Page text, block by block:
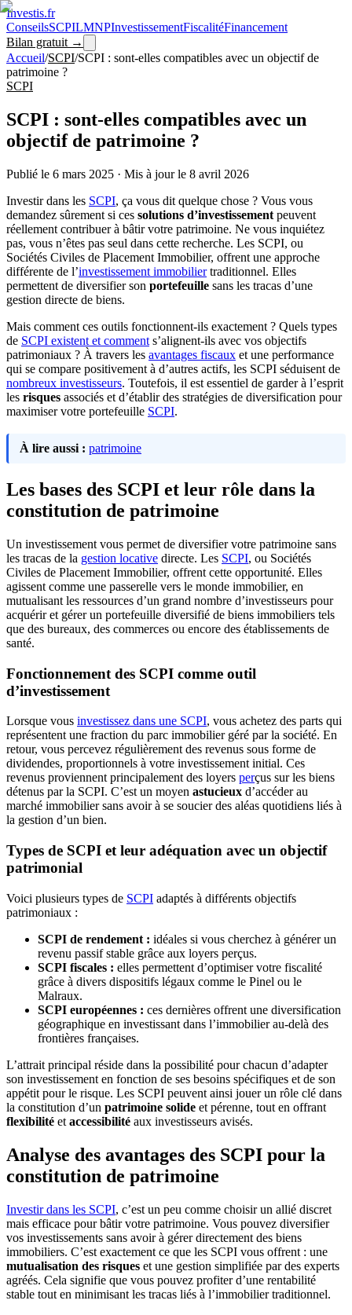
Investis.fr
ConseilsSCPILMNPInvestissementFiscalitéFinancement
Bilan gratuit →
Accueil/SCPI/SCPI : sont-elles compatibles avec un objectif de
patrimoine ?
SCPI
SCPI : sont-elles compatibles avec un
objectif de patrimoine ?
Publié le 6 mars 2025 · Mis à jour le 8 avril 2026
Investir dans les SCPI, ça vous dit quelque chose ? Vous vous
demandez sûrement si ces solutions d’investissement peuvent
réellement contribuer à bâtir votre patrimoine. Ne vous inquiétez
pas, vous n’êtes pas seul dans cette recherche. Les SCPI, ou
Sociétés Civiles de Placement Immobilier, offrent une approche
différente de l’investissement immobiliertraditionnel. Elles
permettent de diversifier son portefeuille sans les tracas d’une
gestion directe de biens.
Mais comment ces outils fonctionnent-ils exactement ? Quels types
de SCPI existent et comment s’alignent-ils avec vos objectifs
patrimoniaux ? À travers les avantages fiscaux et une performance
qui se compare positivement à d’autres actifs, les SCPI séduisent de
nombreux investisseurs. Toutefois, il est essentiel de garder à l’esprit
les risques associés et d’établir des stratégies de diversification pour
maximiser votre portefeuille SCPI.
À lire aussi : patrimoine
Les bases des SCPI et leur rôle dans la
constitution de patrimoine
Un investissement vous permet de diversifier votre patrimoine sans
les tracas de la gestion locative directe. Les SCPI, ou Sociétés
Civiles de Placement Immobilier, offrent cette opportunité. Elles
agissent comme une passerelle vers le monde immobilier, en
mutualisant les ressources d’un grand nombre d’investisseurs pour
acquérir et gérer un portefeuille diversifié de biens immobiliers tels
que des bureaux, des commerces ou encore des établissements de
santé.
Fonctionnement des SCPI comme outil
d’investissement
Lorsque vous investissez dans une SCPI, vous achetez des parts qui
représentent une fraction du parc immobilier géré par la société. En
retour, vous percevez régulièrement des revenus sous forme de
dividendes, proportionnels à votre investissement initial. Ces
revenus proviennent principalement des loyers perçus sur les biens
détenus par la SCPI. C’est un moyen astucieux d’accéder au
marché immobilier sans avoir à se soucier des aléas quotidiens liés à
la gestion d’un bien.
Types de SCPI et leur adéquation avec un objectif
patrimonial
Voici plusieurs types de SCPI adaptés à différents objectifs
patrimoniaux :
SCPI de rendement : idéales si vous cherchez à générer un
revenu passif stable grâce aux loyers perçus.
SCPI fiscales : elles permettent d’optimiser votre fiscalité
grâce à divers dispositifs légaux comme le Pinel ou le
Malraux.
SCPI européennes : ces dernières offrent une diversification
géographique en investissant dans l’immobilier au-delà des
frontières françaises.
L’attrait principal réside dans la possibilité pour chacun d’adapter
son investissement en fonction de ses besoins spécifiques et de son
appétit pour le risque. Les SCPI peuvent ainsi jouer un rôle clé dans
la constitution d’un patrimoine solide et pérenne, tout en offrant
flexibilité et accessibilité aux investisseurs avisés.
Analyse des avantages des SCPI pour la
constitution de patrimoine
Investir dans les SCPI, c’est un peu comme choisir un allié discret
mais efficace pour bâtir votre patrimoine. Vous pouvez diversifier
vos investissements sans avoir à gérer directement des biens
immobiliers. C’est exactement ce que les SCPI vous offrent : une
mutualisation des risques et une gestion simplifiée par des experts
agréés. Cela signifie que vous pouvez profiter d’une rentabilité
stable tout en minimisant les tracas liés à l’immobilier traditionnel.